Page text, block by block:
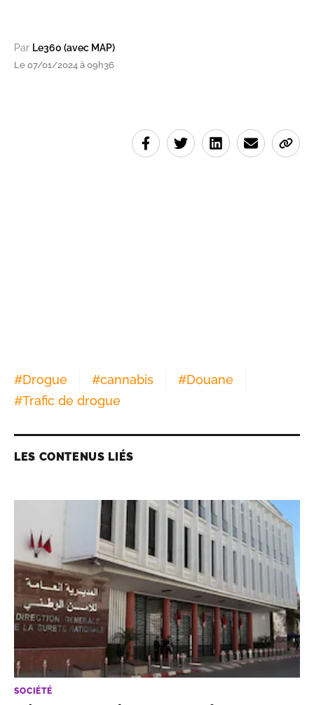
Par Le360 (avec MAP)
Le 07/01/2024 à 09h36
#Drogue #cannabis #Douane
#Trafic de drogue
LES CONTENUS LIÉS
SOCIÉTÉ